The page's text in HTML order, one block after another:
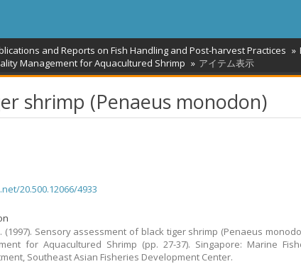
and Reports on Fish Handling and Post-harvest Practices
Management for Aquacultured Shrimp アイテム表示
shrimp (Penaeus monodon)
20.500.12066/4933
(1997). Sensory assessment of black tiger shrimp (Penaeus
for Aquacultured Shrimp (pp. 27-37). Singapore: Marine
Southeast Asian Fisheries Development Center.